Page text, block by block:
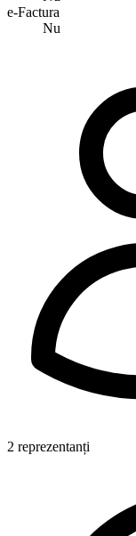
e-Factura
Nu
2 reprezentanți